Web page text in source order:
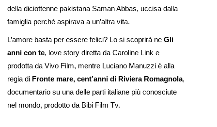
della diciottenne pakistana Saman Abbas, uccisa dalla
famiglia perché aspirava a un’altra vita.
L’amore basta per essere felici? Lo si scoprirà ne Gli
anni con te, love story diretta da Caroline Link e
prodotta da Vivo Film, mentre Luciano Manuzzi è alla
regia di Fronte mare, cent’anni di Riviera Romagnola,
documentario su una delle parti italiane più conosciute
nel mondo, prodotto da Bibi Film Tv.